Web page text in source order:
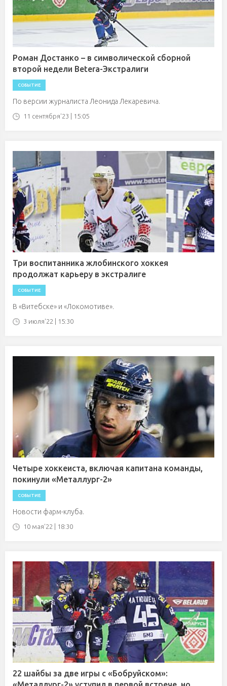
Роман Достанко – в символической сборной
второй недели Betera-Экстралиги
СОБЫТИЕ
По версии журналиста Леонида Лекаревича.
11 сентября'23 | 15:05
Три воспитанника жлобинского хоккея
продолжат карьеру в экстралиге
СОБЫТИЕ
В «Витебске» и «Локомотиве».
3 июля'22 | 15:30
Четыре хоккеиста, включая капитана команды,
покинули «Металлург-2»
СОБЫТИЕ
Новости фарм-клуба.
10 мая'22 | 18:30
22 шайбы за две игры с «Бобруйском»: